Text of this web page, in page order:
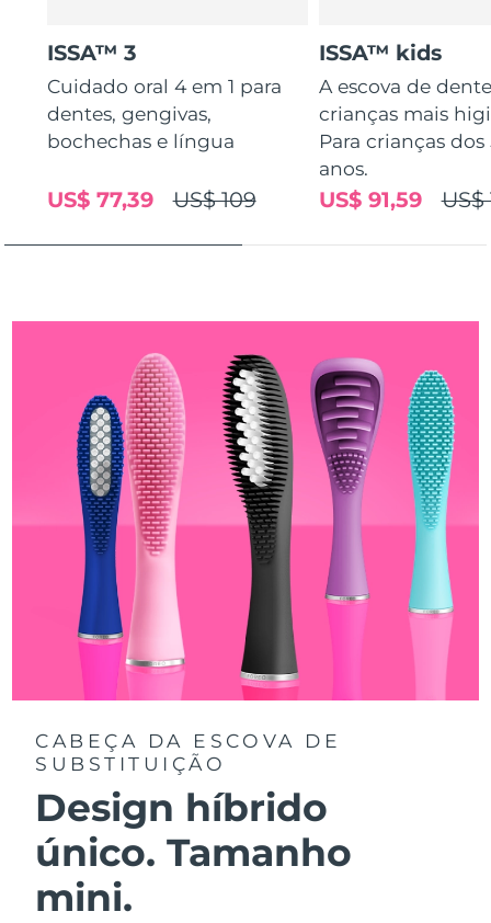
ISSA™ 3
Cuidado oral 4 em 1 para
dentes, gengivas,
bochechas e língua
US$ 109
US$ 77,39
ISSA™ kids
A escova de
crianças mais
Para crianças dos
anos.
US$
US$ 91,59
CABEÇA DA ESCOVA DE
SUBSTITUIÇÃO
Design híbrido
único. Tamanho
mini.
Turquia Entrega prevista8/11/26
Emirados Árabes
Unidos
Entrega prevista
Reino Unido Entrega prevista8/10/26
Estados Unidos Entrega prevista8/11/26